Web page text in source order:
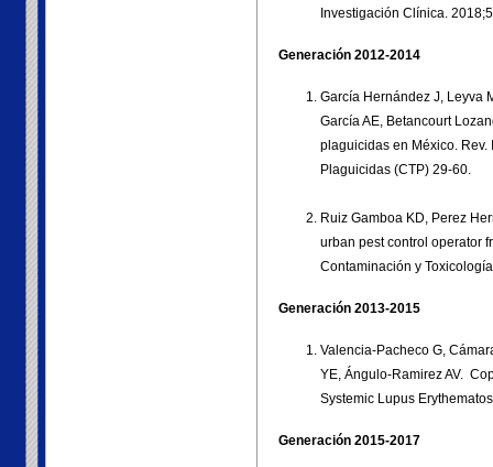
Investigación Clínica.
Generación 2012-2014
García Hernández J, Leyva
García AE, Betancourt
plaguicidas en México.
Plaguicidas (CTP) 29-60.
Ruiz Gamboa KD, Perez
urban pest control operator
Contaminación y
Generación 2013-2015
Valencia-Pacheco G,
YE, Ángulo-Ramirez AV.
Systemic Lupus
Generación 2015-2017